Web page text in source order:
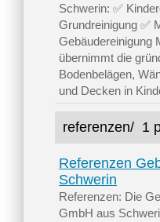
Schwerin: ✅
Grundreinigung ✅
Gebäudereinigung
übernimmt die
Bodenbelägen,
und Decken in
referenzen/ 1
Referenzen
Schwerin
Referenzen: Die
GmbH aus